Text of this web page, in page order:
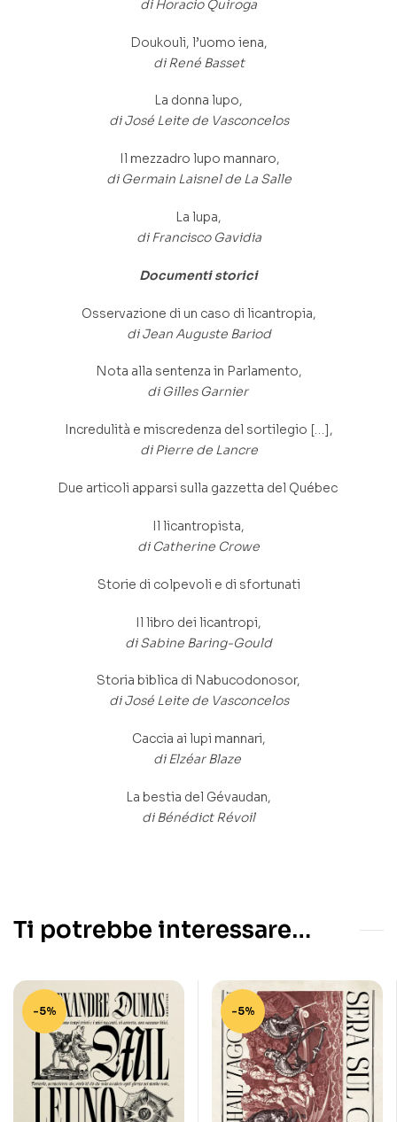
di Horacio Quiroga
Doukouli, l’uomo iena,
di René Basset
La donna lupo,
di José Leite de Vasconcelos
Il mezzadro lupo mannaro,
di Germain Laisnel de La Salle
La lupa,
di Francisco Gavidia
Documenti storici
Osservazione di un caso di licantropia,
di Jean Auguste Bariod
Nota alla sentenza in Parlamento,
di Gilles Garnier
Incredulità e miscredenza del sortilegio […],
di Pierre de Lancre
Due articoli apparsi sulla gazzetta del Québec
Il licantropista,
di Catherine Crowe
Storie di colpevoli e di sfortunati
Il libro dei licantropi,
di Sabine Baring-Gould
Storia biblica di Nabucodonosor,
di José Leite de Vasconcelos
Caccia ai lupi mannari,
di Elzéar Blaze
La bestia del Gévaudan,
di Bénédict Révoil
Ti potrebbe interessare…
-5% -5%